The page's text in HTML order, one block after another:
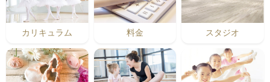
カリキュラム 料金 スタジオ